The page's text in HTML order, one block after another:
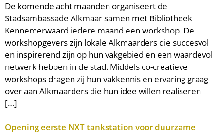
De komende acht maanden organiseert de
Stadsambassade Alkmaar samen met Bibliotheek
Kennemerwaard iedere maand een workshop. De
workshopgevers zijn lokale Alkmaarders die succesvol
en inspirerend zijn op hun vakgebied en een waardevol
netwerk hebben in de stad. Middels co-creatieve
workshops dragen zij hun vakkennis en ervaring graag
over aan Alkmaarders die hun idee willen realiseren
[…]
Opening eerste NXT tankstation voor duurzame